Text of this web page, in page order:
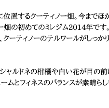
位置するクーティノー畑。今までほ
畑の初めてのミレジム2014年です。
クーティノーのテルワールがしっか
シャルドネの柑橘や白い花が目の
ームとフィネスのバランスが素晴ら